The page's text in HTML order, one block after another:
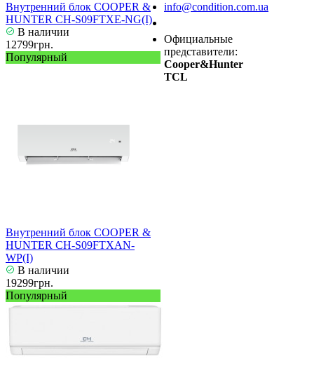
Внутренний блок COOPER &
HUNTER CH-S09FTXE-NG(I)
В наличии
12799грн.
Популярный
Внутренний блок COOPER &
HUNTER CH-S09FTXAN-
WP(I)
В наличии
19299грн.
Популярный
info@condition.com.ua
Официальные
представители:
Cooper&Hunter
TCL